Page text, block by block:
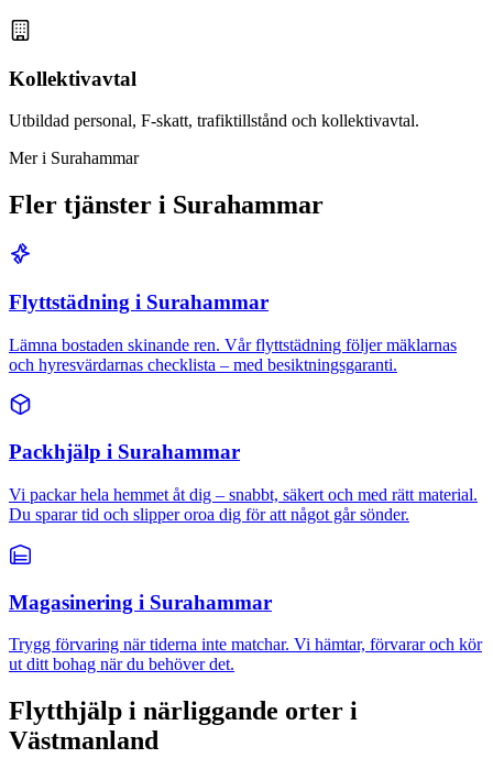
Kollektivavtal
Utbildad personal, F-skatt, trafiktillstånd och kollektivavtal.
Mer i Surahammar
Fler tjänster i Surahammar
Flyttstädning i Surahammar
Lämna bostaden skinande ren. Vår flyttstädning följer mäklarnas
och hyresvärdarnas checklista – med besiktningsgaranti.
Packhjälp i Surahammar
Vi packar hela hemmet åt dig – snabbt, säkert och med rätt material.
Du sparar tid och slipper oroa dig för att något går sönder.
Magasinering i Surahammar
Trygg förvaring när tiderna inte matchar. Vi hämtar, förvarar och kör
ut ditt bohag när du behöver det.
Flytthjälp i närliggande orter i
Västmanland